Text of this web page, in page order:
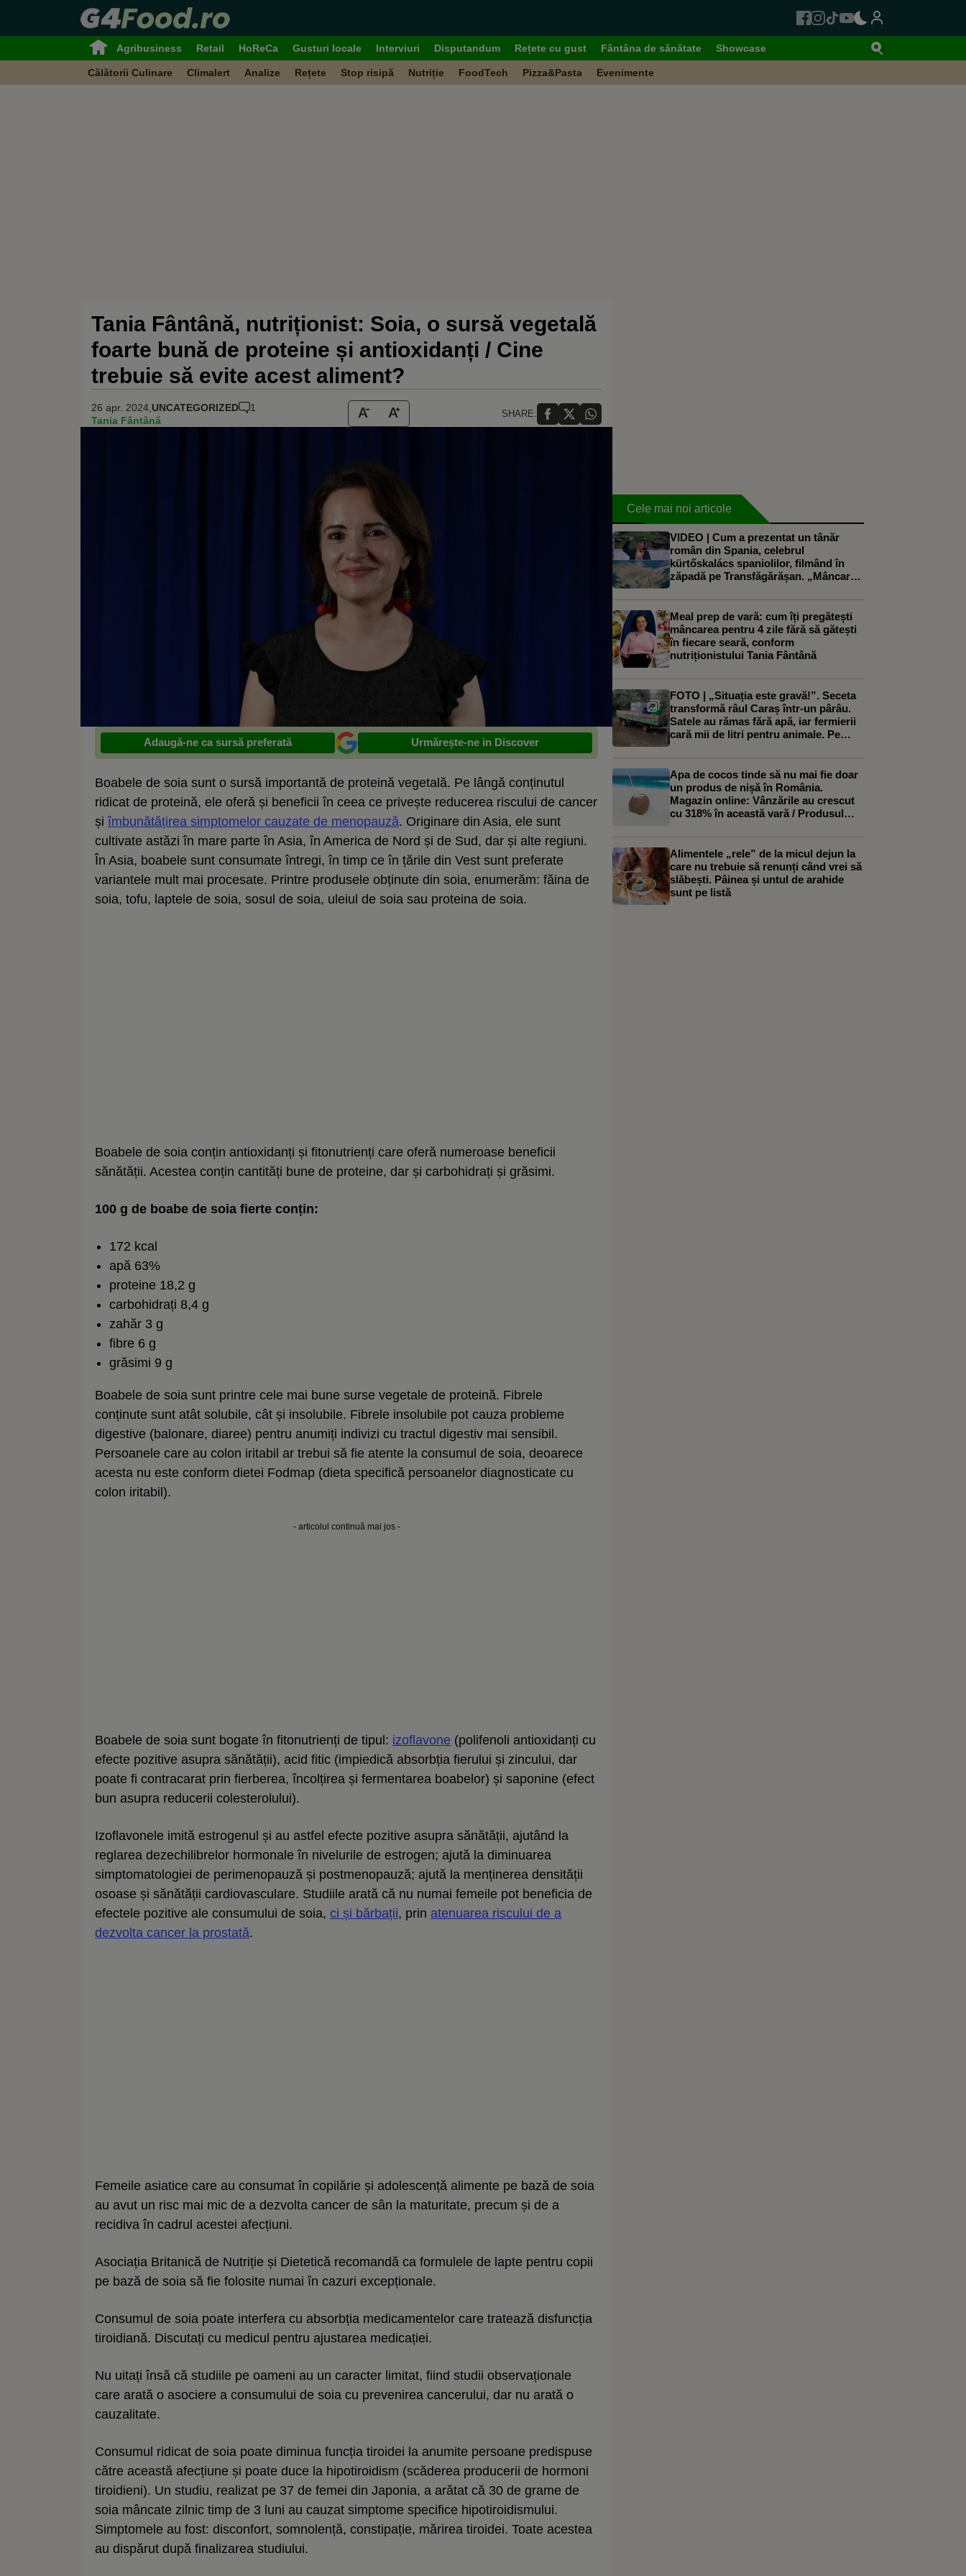
Agribusiness Retail HoReCa Gusturi locale Interviuri Disputandum Rețete cu gust Fântâna de sănătate Showcase
Călătorii Culinare Climalert Analize Rețete Stop risipă Nutriție FoodTech Pizza&Pasta Evenimente
Tania Fântână, nutriționist: Soia, o sursă vegetală
foarte bună de proteine și antioxidanți / Cine
trebuie să evite acest aliment?
26 apr. 2024, UNCATEGORIZED
1
Tania Fântână
SHARE:
Adaugă-ne ca sursă preferată Urmărește-ne in Discover
Boabele de soia sunt o sursă importantă de proteină vegetală. Pe lângă conținutul
ridicat de proteină, ele oferă și beneficii în ceea ce privește reducerea riscului de cancer
și îmbunătățirea simptomelor cauzate de menopauză. Originare din Asia, ele sunt
cultivate astăzi în mare parte în Asia, în America de Nord și de Sud, dar și alte regiuni.
În Asia, boabele sunt consumate întregi, în timp ce în țările din Vest sunt preferate
variantele mult mai procesate. Printre produsele obținute din soia, enumerăm: făina de
soia, tofu, laptele de soia, sosul de soia, uleiul de soia sau proteina de soia.
Boabele de soia conțin antioxidanți și fitonutrienți care oferă numeroase beneficii
sănătății. Acestea conțin cantități bune de proteine, dar și carbohidrați și grăsimi.
100 g de boabe de soia fierte conțin:
172 kcal
apă 63%
proteine 18,2 g
carbohidrați 8,4 g
zahăr 3 g
fibre 6 g
grăsimi 9 g
Boabele de soia sunt printre cele mai bune surse vegetale de proteină. Fibrele
conținute sunt atât solubile, cât și insolubile. Fibrele insolubile pot cauza probleme
digestive (balonare, diaree) pentru anumiți indivizi cu tractul digestiv mai sensibil.
Persoanele care au colon iritabil ar trebui să fie atente la consumul de soia, deoarece
acesta nu este conform dietei Fodmap (dieta specifică persoanelor diagnosticate cu
colon iritabil).
- articolul continuă mai jos -
Boabele de soia sunt bogate în fitonutrienți de tipul: izoflavone (polifenoli antioxidanți cu
efecte pozitive asupra sănătății), acid fitic (impiedică absorbția fierului și zincului, dar
poate fi contracarat prin fierberea, încolțirea și fermentarea boabelor) și saponine (efect
bun asupra reducerii colesterolului).
Izoflavonele imită estrogenul și au astfel efecte pozitive asupra sănătății, ajutând la
reglarea dezechilibrelor hormonale în nivelurile de estrogen; ajută la diminuarea
simptomatologiei de perimenopauză și postmenopauză; ajută la menținerea densității
osoase și sănătății cardiovasculare. Studiile arată că nu numai femeile pot beneficia de
efectele pozitive ale consumului de soia, ci și bărbații, prin atenuarea riscului de a
dezvolta cancer la prostată.
Femeile asiatice care au consumat în copilărie și adolescență alimente pe bază de soia
au avut un risc mai mic de a dezvolta cancer de sân la maturitate, precum și de a
recidiva în cadrul acestei afecțiuni.
Asociația Britanică de Nutriție și Dietetică recomandă ca formulele de lapte pentru copii
pe bază de soia să fie folosite numai în cazuri excepționale.
Consumul de soia poate interfera cu absorbția medicamentelor care tratează disfuncția
tiroidiană. Discutați cu medicul pentru ajustarea medicației.
Nu uitați însă că studiile pe oameni au un caracter limitat, fiind studii observaționale
care arată o asociere a consumului de soia cu prevenirea cancerului, dar nu arată o
cauzalitate.
Consumul ridicat de soia poate diminua funcția tiroidei la anumite persoane predispuse
către această afecțiune și poate duce la hipotiroidism (scăderea producerii de hormoni
tiroidieni). Un studiu, realizat pe 37 de femei din Japonia, a arătat că 30 de grame de
soia mâncate zilnic timp de 3 luni au cauzat simptome specifice hipotiroidismului.
Simptomele au fost: disconfort, somnolență, constipație, mărirea tiroidei. Toate acestea
au dispărut după finalizarea studiului.
Cele mai noi articole
VIDEO | Cum a prezentat un tânăr
român din Spania, celebrul
kürtőskalács spaniolilor, filmând în
zăpadă pe Transfăgărășan. „Mâncarea
Meal prep de vară: cum îți pregătești
mâncarea pentru 4 zile fără să gătești
în fiecare seară, conform
nutriționistului Tania Fântână
FOTO | „Situația este gravă!”. Seceta
transformă râul Caraș într-un pârâu.
Satele au rămas fără apă, iar fermierii
cară mii de litri pentru animale. Pe
Apa de cocos tinde să nu mai fie doar
un produs de nișă în România.
Magazin online: Vânzările au crescut
cu 318% în această vară / Produsul
artizanale
Alimentele „rele” de la micul dejun la
care nu trebuie să renunți când vrei să
slăbești. Pâinea și untul de arahide
sunt pe listă